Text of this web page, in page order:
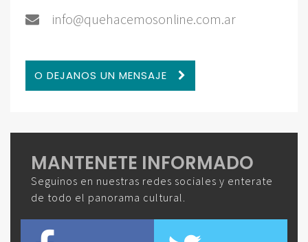
info@quehacemosonline.com.ar
O DEJANOS UN MENSAJE
MANTENETE INFORMADO
Seguinos en nuestras redes sociales y enterate
de todo el panorama cultural.